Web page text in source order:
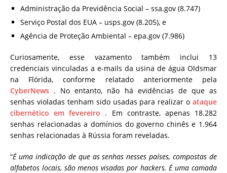
Administração da Previdência Social – ssa.gov (8.747)
Serviço Postal dos EUA – usps.gov (8.205), e
Agência de Proteção Ambiental – epa.gov (7.986)
Curiosamente, esse vazamento também inclui 13
credenciais vinculadas a e-mails da usina de água Oldsmar
na Flórida, conforme relatado anteriormente pela
CyberNews . No entanto, não há evidências de que as
senhas violadas tenham sido usadas para realizar o ataque
cibernético em fevereiro . Em contraste, apenas 18.282
senhas relacionadas a domínios do governo chinês e 1.964
senhas relacionadas à Rússia foram reveladas.
“É uma indicação de que as senhas nesses países, compostas de
alfabetos locais, são menos visadas por hackers. É uma camada